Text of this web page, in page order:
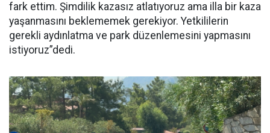
fark ettim. Şimdilik kazasız atlatıyoruz ama illa bir kaza
yaşanmasını beklememek gerekiyor. Yetkililerin
gerekli aydınlatma ve park düzenlemesini yapmasını
istiyoruz”dedi.